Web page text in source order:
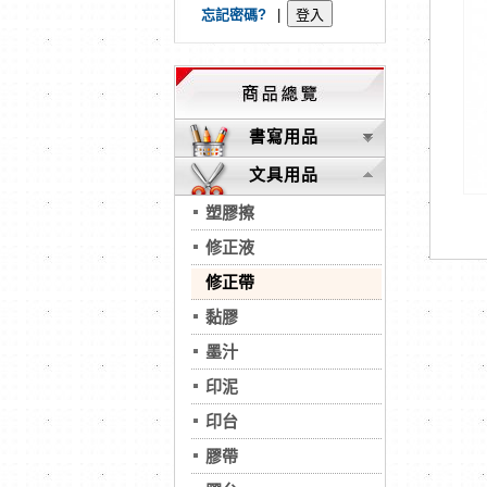
忘記密碼?
書寫用品
文具用品
塑膠擦
修正液
修正帶
黏膠
墨汁
印泥
印台
膠帶